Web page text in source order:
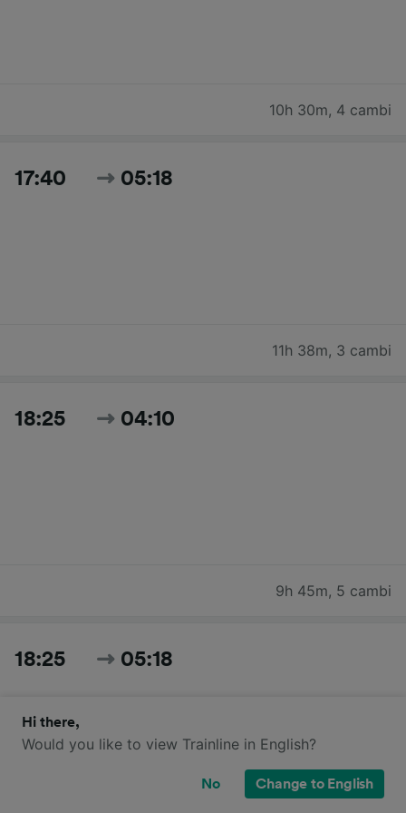
10h 30m, 4 cambi
17:40 05:18
11h 38m, 3 cambi
18:25 04:10
9h 45m, 5 cambi
18:25 05:18
Hi there,
Would you like to view Trainline in English?
No Change to English